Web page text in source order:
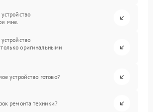
мне.
оригинальными
устройство готово?
ремонта техники?